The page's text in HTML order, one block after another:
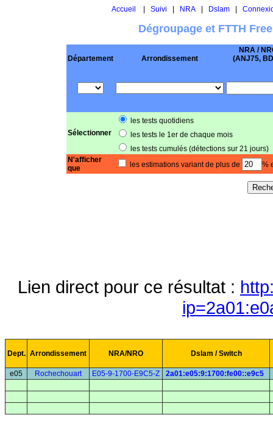
Accueil Suivi NRA| Dslam|
Dégroupage et FTTH
Département Arrondissement
NRA /
(ANJ75,
Sélectionner
les tests quotidiens
les tests le 1er de chaque mois
les tests cumulés (détections sur 21 jours)
N'afficher
que
les estimations variant de plus de %
Lien direct pour ce résultat :
Dept. Arrondissement NRA/NRO Dslam / Switch
e05 Rochechouart E05-9-1700-E9C5-Z 2a01:e05:9:1700:fe00::e9c5